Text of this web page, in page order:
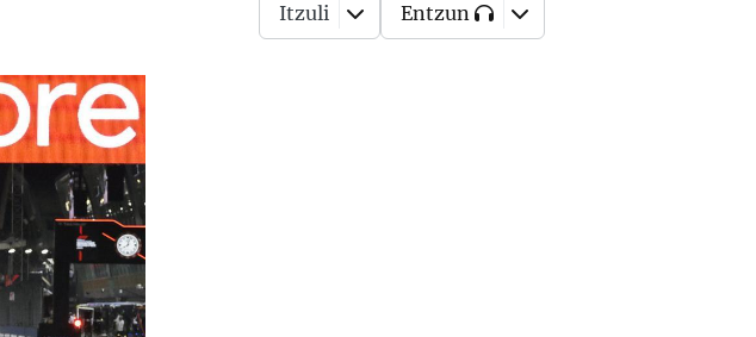
Itzuli Entzun